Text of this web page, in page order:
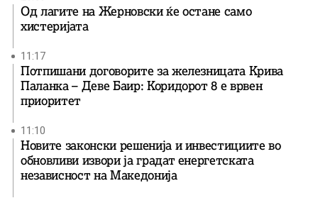
Од лагите на Жерновски ќе остане само
хистеријата
11:17
Потпишани договорите за железницата Крива
Паланка – Деве Баир: Коридорот 8 е врвен
приоритет
11:10
Новите законски решенија и инвестициите во
обновливи извори ја градат енергетската
независност на Македонија